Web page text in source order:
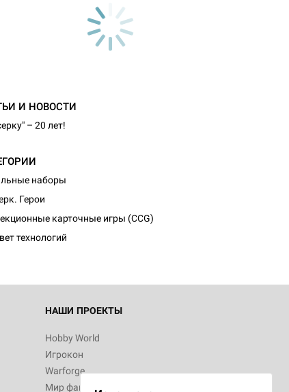
И НОВОСТИ
– 20 лет!
наборы
Герои
карточные игры (CCG)
технологий
НАШИ ПРОЕКТЫ
Hobby World
Игрокон
Warforge
Мир фантастики